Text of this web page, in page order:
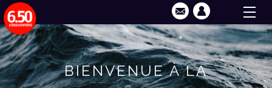
BIENVENUE À LA